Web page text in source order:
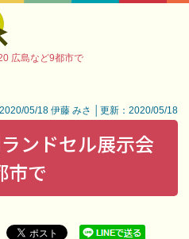
広島など9都市で
05/18 伊藤 みさ │更新：2020/05/18
ンドセル展示会
市で